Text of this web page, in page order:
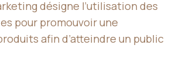
désigne l’utilisation des
pour promouvoir une
afin d’atteindre un public